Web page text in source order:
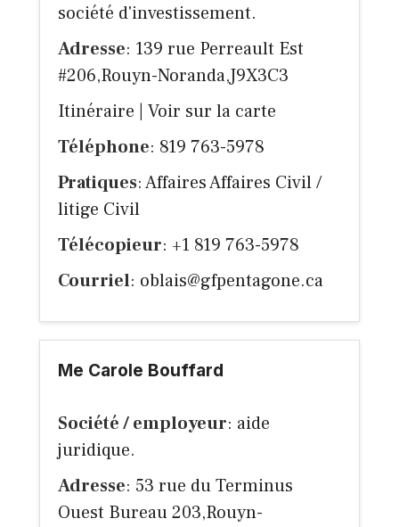
société d'investissement.
Adresse: 139 rue Perreault Est
#206,Rouyn-Noranda,J9X3C3
Itinéraire
Voir sur la carte
Téléphone: 819 763-5978
Pratiques: Affaires Affaires Civil /
litige Civil
Télécopieur: +1 819 763-5978
Courriel: oblais@gfpentagone.ca
Me Carole Bouffard
Société / employeur: aide
juridique.
Adresse: 53 rue du Terminus
Ouest Bureau 203,Rouyn-